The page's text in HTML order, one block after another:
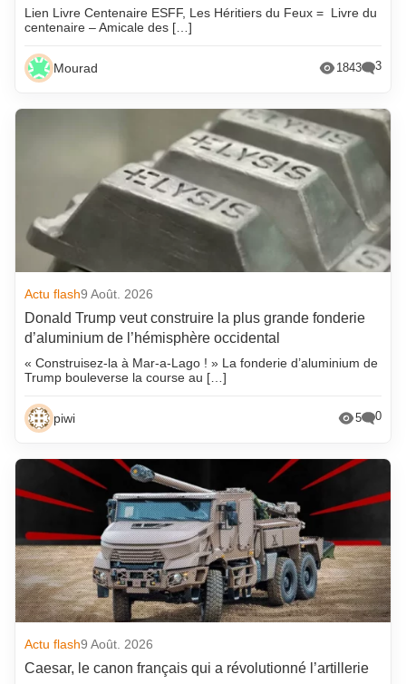
Lien Livre Centenaire ESFF, Les Héritiers du Feux = Livre du
centenaire – Amicale des […]
Mourad 1843 3
Actu flash9 Août. 2026
Donald Trump veut construire la plus grande fonderie
d’aluminium de l’hémisphère occidental
« Construisez-la à Mar-a-Lago ! » La fonderie d’aluminium de
Trump bouleverse la course au […]
piwi 5 0
Actu flash9 Août. 2026
Caesar, le canon français qui a révolutionné l’artillerie